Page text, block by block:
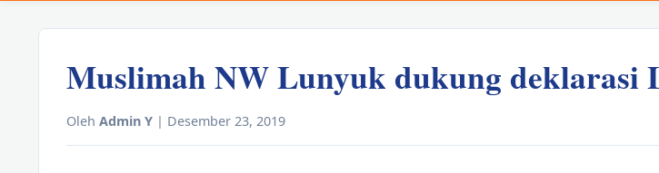
Muslimah NW Lunyuk dukung deklarasi
Oleh Admin Y | Desember 23, 2019